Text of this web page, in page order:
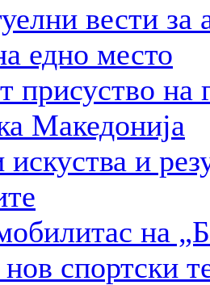
вести за
едно место
присуство на
Македонија
и
на
спортски